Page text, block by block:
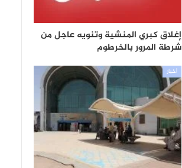
إغلاق كبري المنشية وتنويه عاجل من
شرطة المرور بالخرطوم
أخبار